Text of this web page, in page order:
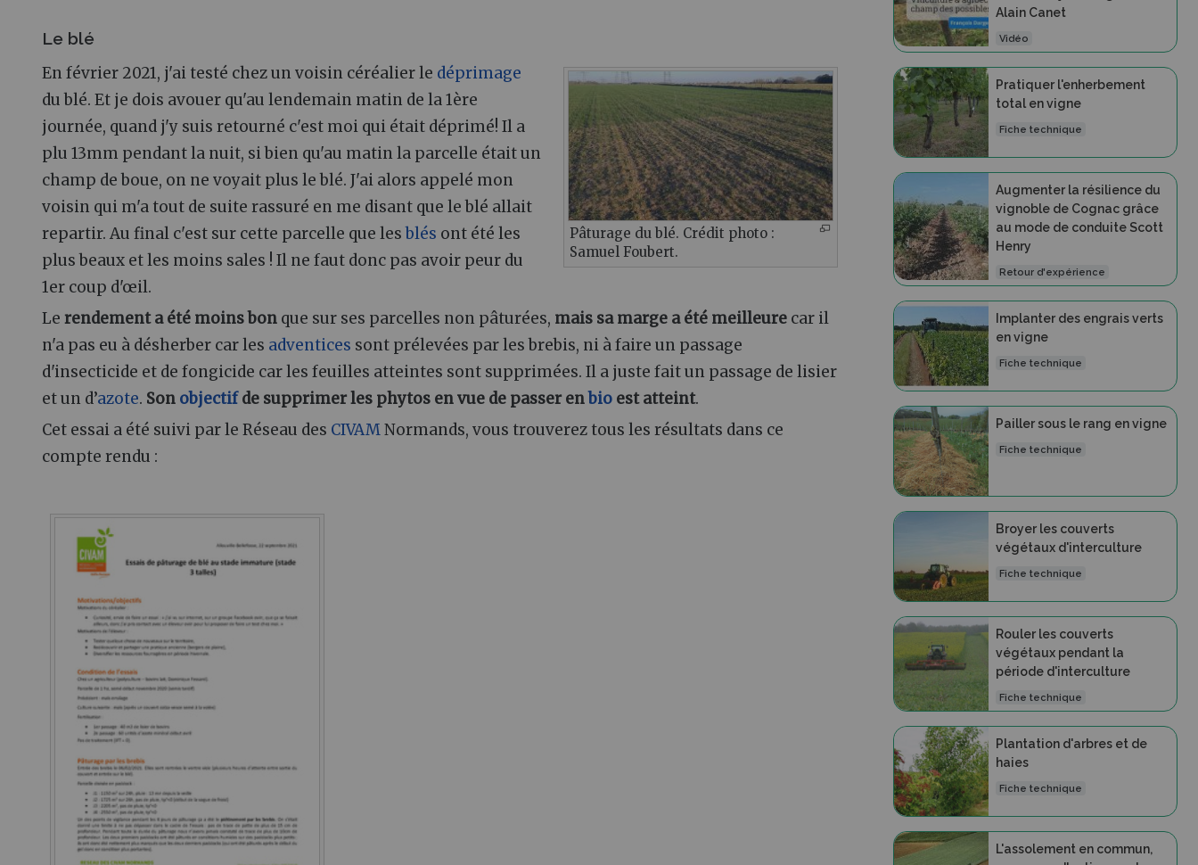
Le blé
Pâturage du blé. Crédit photo :
Samuel Foubert.
En février 2021, j'ai testé chez un voisin céréalier le déprimage
du blé. Et je dois avouer qu'au lendemain matin de la 1ère
journée, quand j'y suis retourné c'est moi qui était déprimé! Il a
plu 13mm pendant la nuit, si bien qu'au matin la parcelle était un
champ de boue, on ne voyait plus le blé. J'ai alors appelé mon
voisin qui m'a tout de suite rassuré en me disant que le blé allait
repartir. Au final c'est sur cette parcelle que lesblés ont été les
plus beaux et les moins sales ! Il ne faut donc pas avoir peur du
1er coup d'œil.
Le rendement a été moins bon que sur ses parcelles non pâturées, mais sa marge a été meilleure car il
n'a pas eu à désherber car les adventices sont prélevées par les brebis, ni à faire un passage
d'insecticide et de fongicide car les feuilles atteintes sont supprimées. Il a juste fait un passage de lisier
et un d’azote. Son objectifde supprimer les phytos en vue de passer enbio est atteint.
Cet essai a été suivi par le Réseau des CIVAMNormands, vous trouverez tous les résultats dans ce
compte rendu :
Alain Canet
Vidéo
Pratiquer l'enherbement
total en vigne
Fiche technique
Augmenter la résilience du
vignoble de Cognac grâce
au mode de conduite Scott
Henry
Retour d'expérience
Implanter des engrais verts
en vigne
Fiche technique
Pailler sous le rang en vigne
Fiche technique
Broyer les couverts
végétaux d'interculture
Fiche technique
Rouler les couverts
végétaux pendant la
période d'interculture
Fiche technique
Plantation d'arbres et de
haies
Fiche technique
L'assolement en commun,